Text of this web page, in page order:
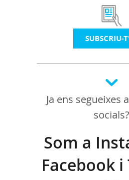
SUBSCRIU-
Ja ens segueixes
socials?
Som a
Facebook